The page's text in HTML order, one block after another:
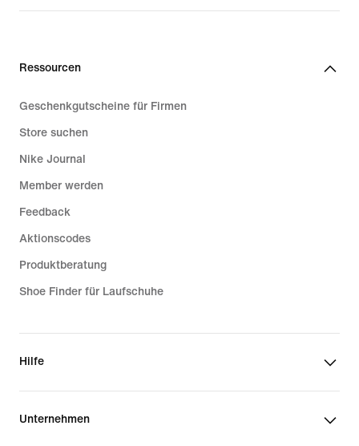
Ressourcen
Geschenkgutscheine für Firmen
Store suchen
Nike Journal
Member werden
Feedback
Aktionscodes
Produktberatung
Shoe Finder für Laufschuhe
Hilfe
Unternehmen